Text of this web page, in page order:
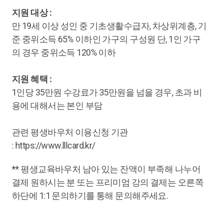
지원 대상 :
만 19세 이상 성인 중 기초생활수급자, 차상위계층, 기
준 중위소득 65% 이하인 가구의 구성원 단, 1인 가구
의 경우 중위소득 120% 이하
지원 혜택 :
1인당 35만원 수강료가 35만원을 넘을 경우, 초과 비
용에 대해서는 본인 부담
관련 평생바우처 이용신청 기관
: https://www.lllcard.kr/
** 평생교육바우처 남아 있는 잔액이 부족해 나누어
결제 원하시는 분 또는 프리미엄 강의 결제는 오른쪽
하단에 1:1 문의하기를 통해 문의해주세요.